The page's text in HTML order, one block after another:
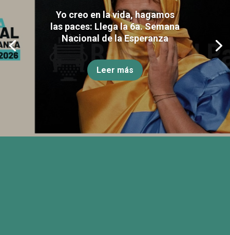
Yo creo en la vida, hagamos
las paces: Llega la 6a. Semana
Nacional de la Esperanza
Leer más